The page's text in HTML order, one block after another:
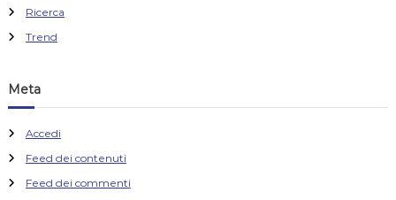
Ricerca
Trend
Meta
Accedi
Feed dei contenuti
Feed dei commenti